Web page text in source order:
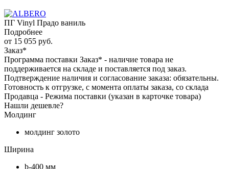
ПГ Vinyl Прадо ваниль
Подробнее
от 15 055 руб.
Заказ*
Программа поставки Заказ* - наличие товара не
поддерживается на складе и поставляется под заказ.
Подтверждение наличия и согласование заказа: обязательны.
Готовность к отгрузке, с момента оплаты заказа, со склада
Продавца - Режима поставки (указан в карточке товара)
Нашли дешевле?
Молдинг
молдинг золото
Ширина
b-400 мм